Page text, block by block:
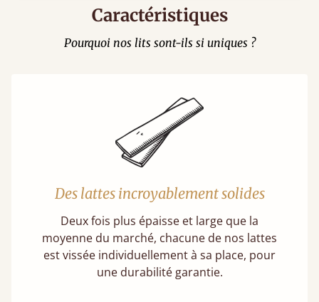
Caractéristiques
Pourquoi nos lits sont-ils si uniques ?
Des lattes incroyablement solides
Deux fois plus épaisse et large que la
moyenne du marché, chacune de nos lattes
est vissée individuellement à sa place, pour
une durabilité garantie.